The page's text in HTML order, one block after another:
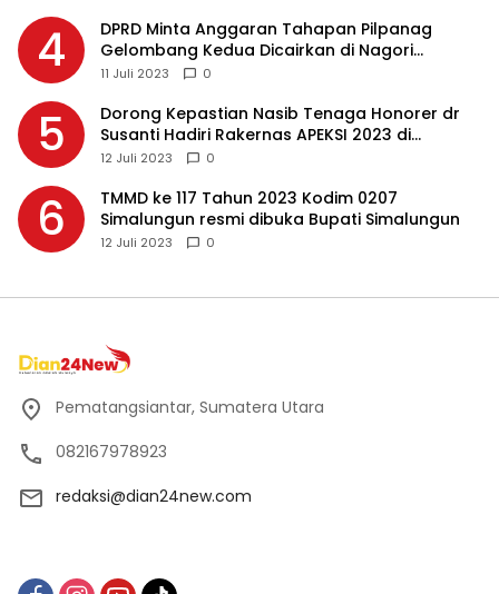
4
DPRD Minta Anggaran Tahapan Pilpanag
Gelombang Kedua Dicairkan di Nagori
Masing-masing, Ini Alasannya…
11 Juli 2023 0
5
Dorong Kepastian Nasib Tenaga Honorer dr
Susanti Hadiri Rakernas APEKSI 2023 di
Makassar
12 Juli 2023 0
6
TMMD ke 117 Tahun 2023 Kodim 0207
Simalungun resmi dibuka Bupati Simalungun
12 Juli 2023 0
Pematangsiantar, Sumatera Utara
082167978923
redaksi@dian24new.com